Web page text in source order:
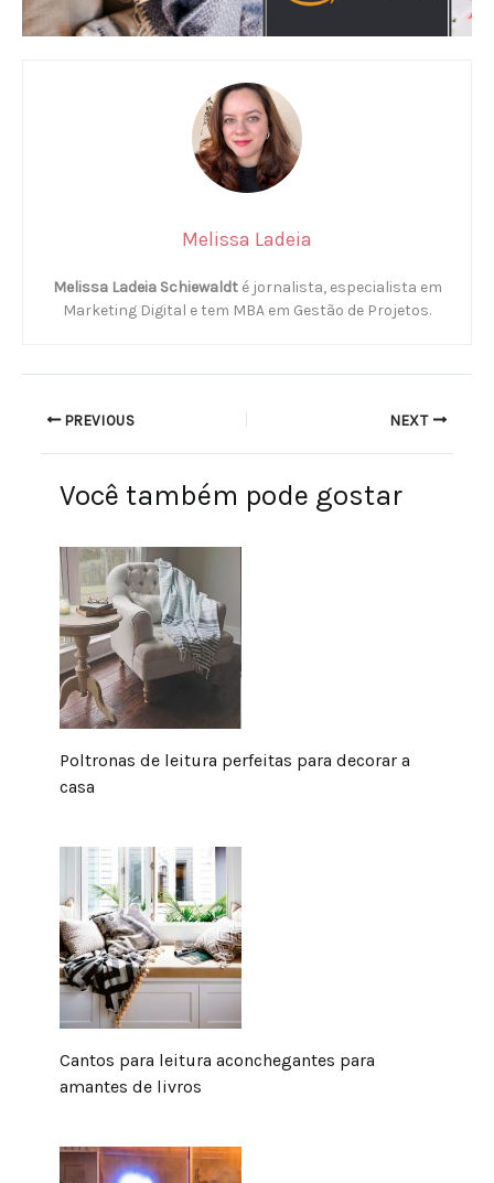
Melissa Ladeia
Melissa Ladeia Schiewaldté jornalista, especialista em
Marketing Digital e tem MBA em Gestão de Projetos.
PREVIOUS NEXT
Você também pode gostar
Poltronas de leitura perfeitas para decorar a
casa
Cantos para leitura aconchegantes para
amantes de livros